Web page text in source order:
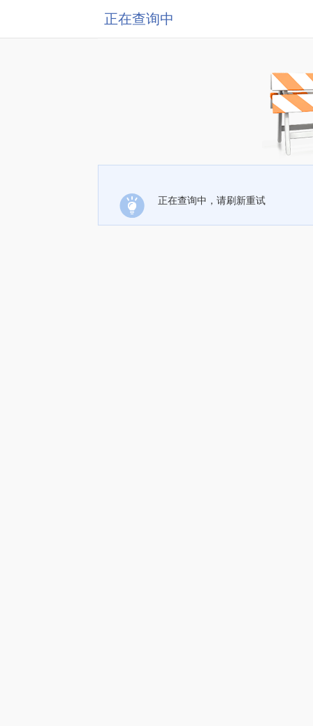
正在查询中
正在查询中，请刷新重试